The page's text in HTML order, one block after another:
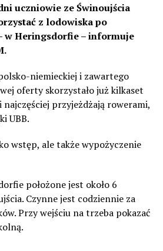
uczniowie ze Świnoujścia
z lodowiska po
w Heringsdorfie – informuje
niemieckiej i zawartego
oferty skorzystało już kilkaset
najczęściej przyjeżdżają rowerami,
UBB.
wstęp, ale także wypożyczenie
położone jest około 6
Czynne jest codziennie za
Przy wejściu na trzeba pokazać